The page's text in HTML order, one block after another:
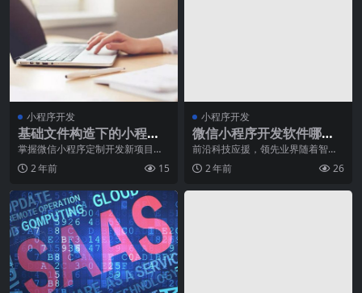
小程序开发
基础文件构造下的小程序
定制开发如何表现的
掌握微信小程序定制开发新项目的
基础文件目录构造｡在微信小程序定
制开发的基础文件目
2 年前 15
小程序开发
微信小程序开发软件哪家
强？
前沿科技应援，领先业界随着智能
手机的普及和移动互联网的快速发
展，微信小程序成为了
2 年前 26